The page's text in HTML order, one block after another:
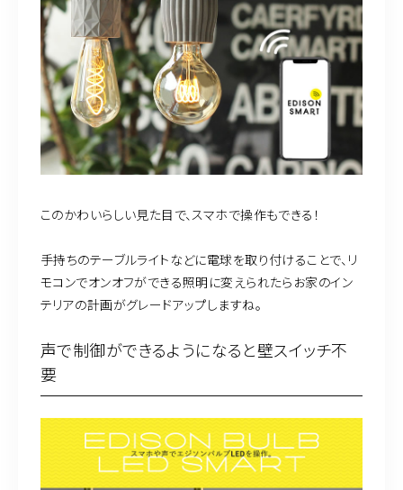
このかわいらしい見た目で、スマホで操作もできる！
手持ちのテーブルライトなどに電球を取り付けることで、リ
モコンでオンオフができる照明に変えられたらお家のイン
テリアの計画がグレードアップしますね。
声で制御ができるようになると壁スイッチ不
要